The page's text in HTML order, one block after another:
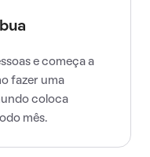
e começa a
fazer uma
coloca
mês.